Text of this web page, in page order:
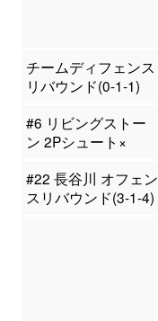
チームディフェンス
リバウンド(0-1-1)
#6 リビングストー
ン 2Pシュート×
#22 長谷川 オフェン
スリバウンド(3-1-4)